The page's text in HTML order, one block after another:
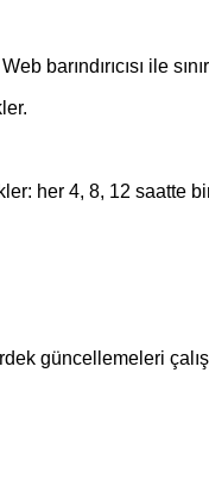
barındırıcısı ile
her 4, 8, 12 saatte
güncellemeleri